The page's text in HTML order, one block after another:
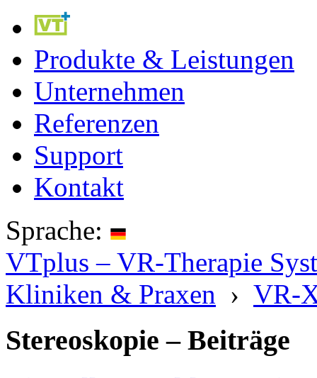
Produkte & Leistungen
Unternehmen
Referenzen
Support
Kontakt
Sprache:
VTplus – VR-Therapie
Kliniken & Praxen › VR-
Stereoskopie – Beiträge